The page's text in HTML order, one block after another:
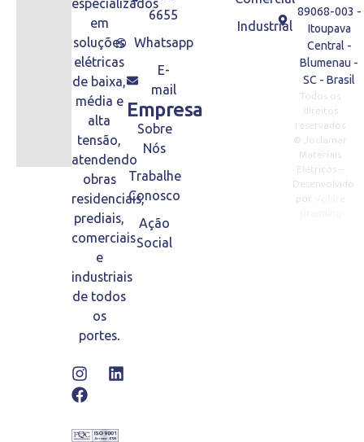
especializados
em
soluções
elétricas
de baixa,
média e
alta
tensão,
atendendo
obras
residenciais,
prediais,
comerciais
e
industriais
de todos
os
portes.
6655
Whatsapp
E-
mail
Empresa
Sobre
Nós
Trabalhe
Conosco
Ação
Social
Industrial
89068-003 -
Itoupava
Central -
Blumenau -
SC - Brasil
Todos os
direitos
reservados
© Joclamar
Materiais
Elétricos –
Desenvolvido
por